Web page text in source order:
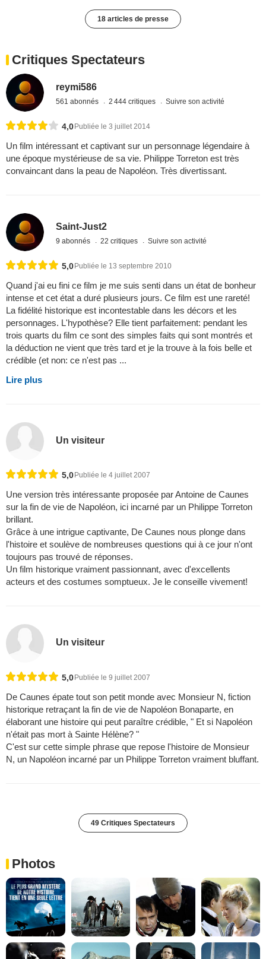
18 articles de presse
Critiques Spectateurs
reymi586
561 abonnés 2 444 critiques Suivre son activité
4,0Publiée le 3 juillet 2014
Un film intéressant et captivant sur un personnage légendaire à
une époque mystérieuse de sa vie. Philippe Torreton est très
convaincant dans la peau de Napoléon. Très divertissant.
Saint-Just2
9 abonnés 22 critiques Suivre son activité
5,0 Publiée le 13 septembre 2010
Quand j'ai eu fini ce film je me suis senti dans un état de bonheur
intense et cet état a duré plusieurs jours. Ce film est une rareté!
La fidélité historique est incontestable dans les décors et les
personnages. L'hypothèse? Elle tient parfaitement: pendant les
trois quarts du film ce sont des simples faits qui sont montrés et
la déduction ne vient que très tard et je la trouve à la fois belle et
crédible (et non: ce n'est pas ...
Lire plus
Un visiteur
5,0 Publiée le 4 juillet 2007
Une version très intéressante proposée par Antoine de Caunes
sur la fin de vie de Napoléon, ici incarné par un Philippe Torreton
brillant.
Grâce à une intrigue captivante, De Caunes nous plonge dans
l'histoire et soulève de nombreuses questions qui à ce jour n'ont
toujours pas trouvé de réponses.
Un film historique vraiment passionnant, avec d'excellents
acteurs et des costumes somptueux. Je le conseille vivement!
Un visiteur
5,0Publiée le 9 juillet 2007
De Caunes épate tout son petit monde avec Monsieur N, fiction
historique retraçant la fin de vie de Napoléon Bonaparte, en
élaborant une histoire qui peut paraître crédible, " Et si Napoléon
n'était pas mort à Sainte Hélène? "
C'est sur cette simple phrase que repose l'histoire de Monsieur
N, un Napoléon incarné par un Philippe Torreton vraiment bluffant.
49 Critiques Spectateurs
Photos